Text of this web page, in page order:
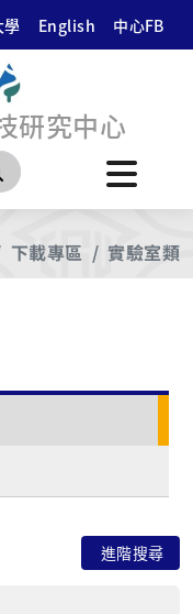
學 English 中心FB
研究中心
搜尋
下載專區 實驗室類
進階搜尋